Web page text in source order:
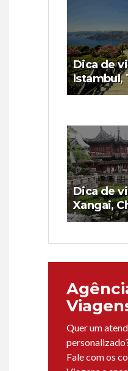
Dica de
Istambul,
Dica de
Xangai,
Quer um
Fale com os